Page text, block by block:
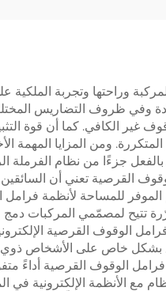
وراحتها وتجربة الملكية
وفي ظروف التضاريس
غير الكافي. كما أن قوة
ومن المزايا المهمة
جزءًا من نظام الفرملة
القرصية تعني أن السائقين
الموفر للمساحة لأنظمة
تتيح لمصمّمي المركبات
الوقوف القرصية
بشكل خاص على الأشخاص
الوقوف القرصية أداءً
مع الأنظمة الإلكترونية